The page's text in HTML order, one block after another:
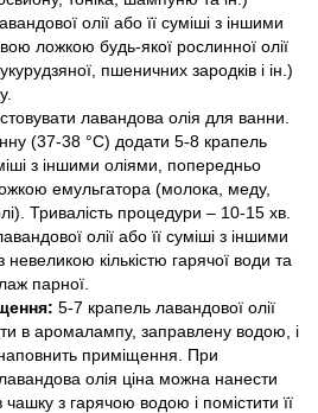
олії або її суміші з іншими
ложкою будь-якої рослинної олії
пшеничних зародків і ін.)
лавандова олія для ванни.
(37-38 °С) додати 5-8 крапель
з іншими оліями, попередньо
емульгатора (молока, меду,
Тривалість процедури – 10-15 хв.
олії або її суміші з іншими
кількістю гарячої води та
парної.
5-7 крапель лавандової олії
в аромалампу, заправлену водою, і
приміщення. При
олія ціна можна нанести
з гарячою водою і помістити її